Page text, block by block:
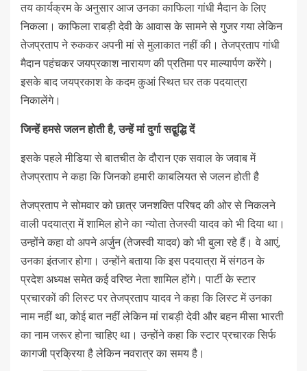
तय कार्यक्रम के अनुसार आज उनका काफिला गांधी मैदान के लिए
निकला। काफिला राबड़ी देवी के आवास के सामने से गुजर गया लेकिन
तेजप्रताप ने रुककर अपनी मां से मुलाकात नहीं की। तेजप्रताप गांधी
मैदान पहंचकर जयप्रकाश नारायण की प्रतिमा पर माल्‍यार्पण करेंगे।
इसके बाद जयप्रकाश के कदम कुआं स्थित घर तक पदयात्रा
निकालेंगे।
जिन्‍हें हमसे जलन होती है,उन्‍हें मां दुर्गा सद्बुद्धि दें
इसके पहले मीडिया से बातचीत के दौरान एक सवाल के जवाब में
तेजप्रताप ने कहा कि जिनको हमारी काबलियत से जलन होती है
तेजप्रताप ने सोमवार को छात्र जनशक्ति परिषद की ओर से निकलने
वाली पदयात्रा में शामिल होने का न्‍योता तेजस्‍वी यादव को भी दिया था।
उन्‍होंने कहा वो अपने अर्जुन (तेजस्वी यादव) को भी बुला रहे हैं। वे आएं,
उनका इंतजार होगा। उन्‍होंने बताया कि इस पदयात्रा में संगठन के
प्रदेश अध्यक्ष समेत कई वरिष्‍ठ नेता शामिल होंगे। पार्टी के स्‍टार
प्रचारकों की लिस्‍ट पर तेजप्रताप यादव ने कहा कि लिस्ट में उनका
नाम नहीं था, कोई बात नहीं लेकिन मां राबड़ी देवी और बहन मीसा भारती
का नाम जरूर होना चाहिए था। उन्‍होंने कहा कि स्टार प्रचारक सिर्फ
कागजी प्रक्रिया है लेकिन नवरात्र का समय है।